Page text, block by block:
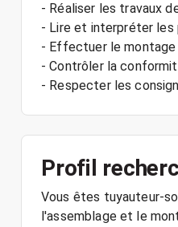
- Réaliser les travaux
- Lire et interpréter les
- Effectuer le
- Contrôler la
- Respecter les
Profil
Vous êtes tuyauteur-
l'assemblage et le